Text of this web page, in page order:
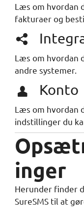
Læs om hvordan
fakturaer og
Læs om hvordan
andre systemer.
Konto
Læs om hvordan
indstillinger du
inger
Herunder finder
SureSMS til at